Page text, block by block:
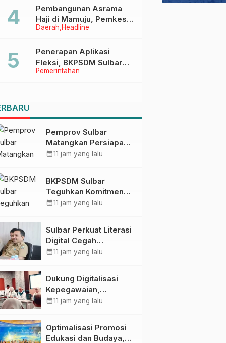
Daerah Headline
Pembangunan Asrama
Haji di Mamuju, Pemkesra
dan Kementerian Haji
Pemerintahan
Penerapan Aplikasi
Fleksi, BKPSDM Sulbar
Dorong Transformasi
Pemprov Sulbar
Matangkan Persiapan
HUT Ke-81 RI, Puncak
calendar_month11 jam yang lalu
BKPSDM Sulbar
Teguhkan Komitmen
Pengembangan
Penandatanganan
Perjanjian Tugas
Belajar 2026
calendar_month11 jam yang lalu
Sulbar Perkuat Literasi
Digital Cegah
Kejahatan Love
calendar_month11 jam yang lalu
Dukung Digitalisasi
Kepegawaian,
DPMPTSP Sulbar Siap
calendar_month11 jam yang lalu
Optimalisasi Promosi
Edukasi dan Budaya,